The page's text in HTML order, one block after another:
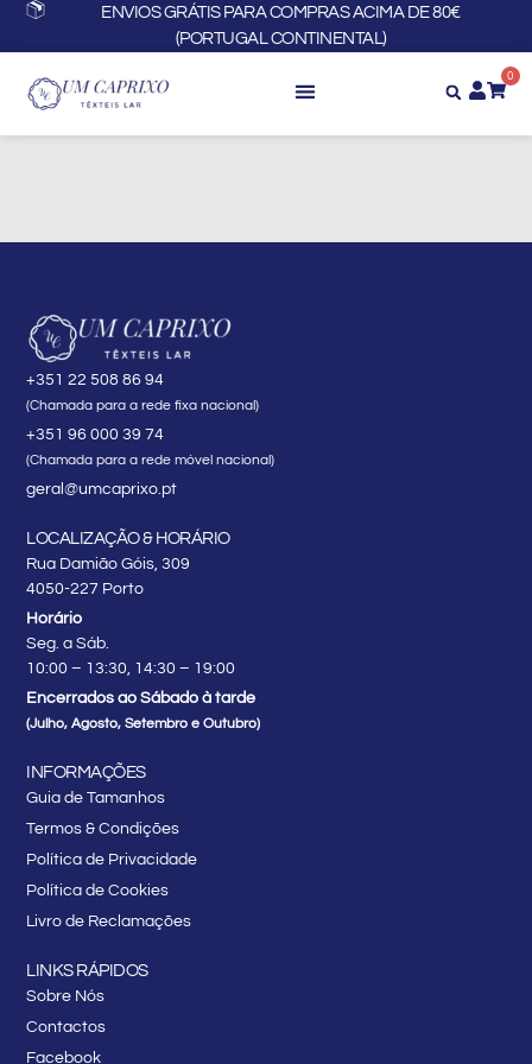
Skip
ENVIOS GRÁTIS PARA COMPRAS ACIMA DE 80€
(PORTUGAL CONTINENTAL)
0
+351 22 508 86 94
(Chamada para a rede fixa nacional)
+351 96 000 39 74
(Chamada para a rede móvel nacional)
geral@umcaprixo.pt
LOCALIZAÇÃO & HORÁRIO
Rua Damião Góis, 309
4050-227 Porto
Horário
Seg. a Sáb.
10:00 – 13:30, 14:30 – 19:00
Encerrados ao Sábado à tarde
(Julho, Agosto, Setembro e Outubro)
INFORMAÇÕES
Guia de Tamanhos
Termos & Condições
Política de Privacidade
Política de Cookies
Livro de Reclamações
LINKS RÁPIDOS
Sobre Nós
Contactos
Facebook